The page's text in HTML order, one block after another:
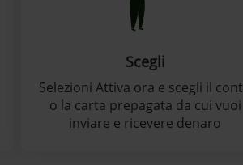
Scegli
Selezioni Attiva ora e scegli il
o la carta prepagata da cui vuoi
inviare e ricevere denaro